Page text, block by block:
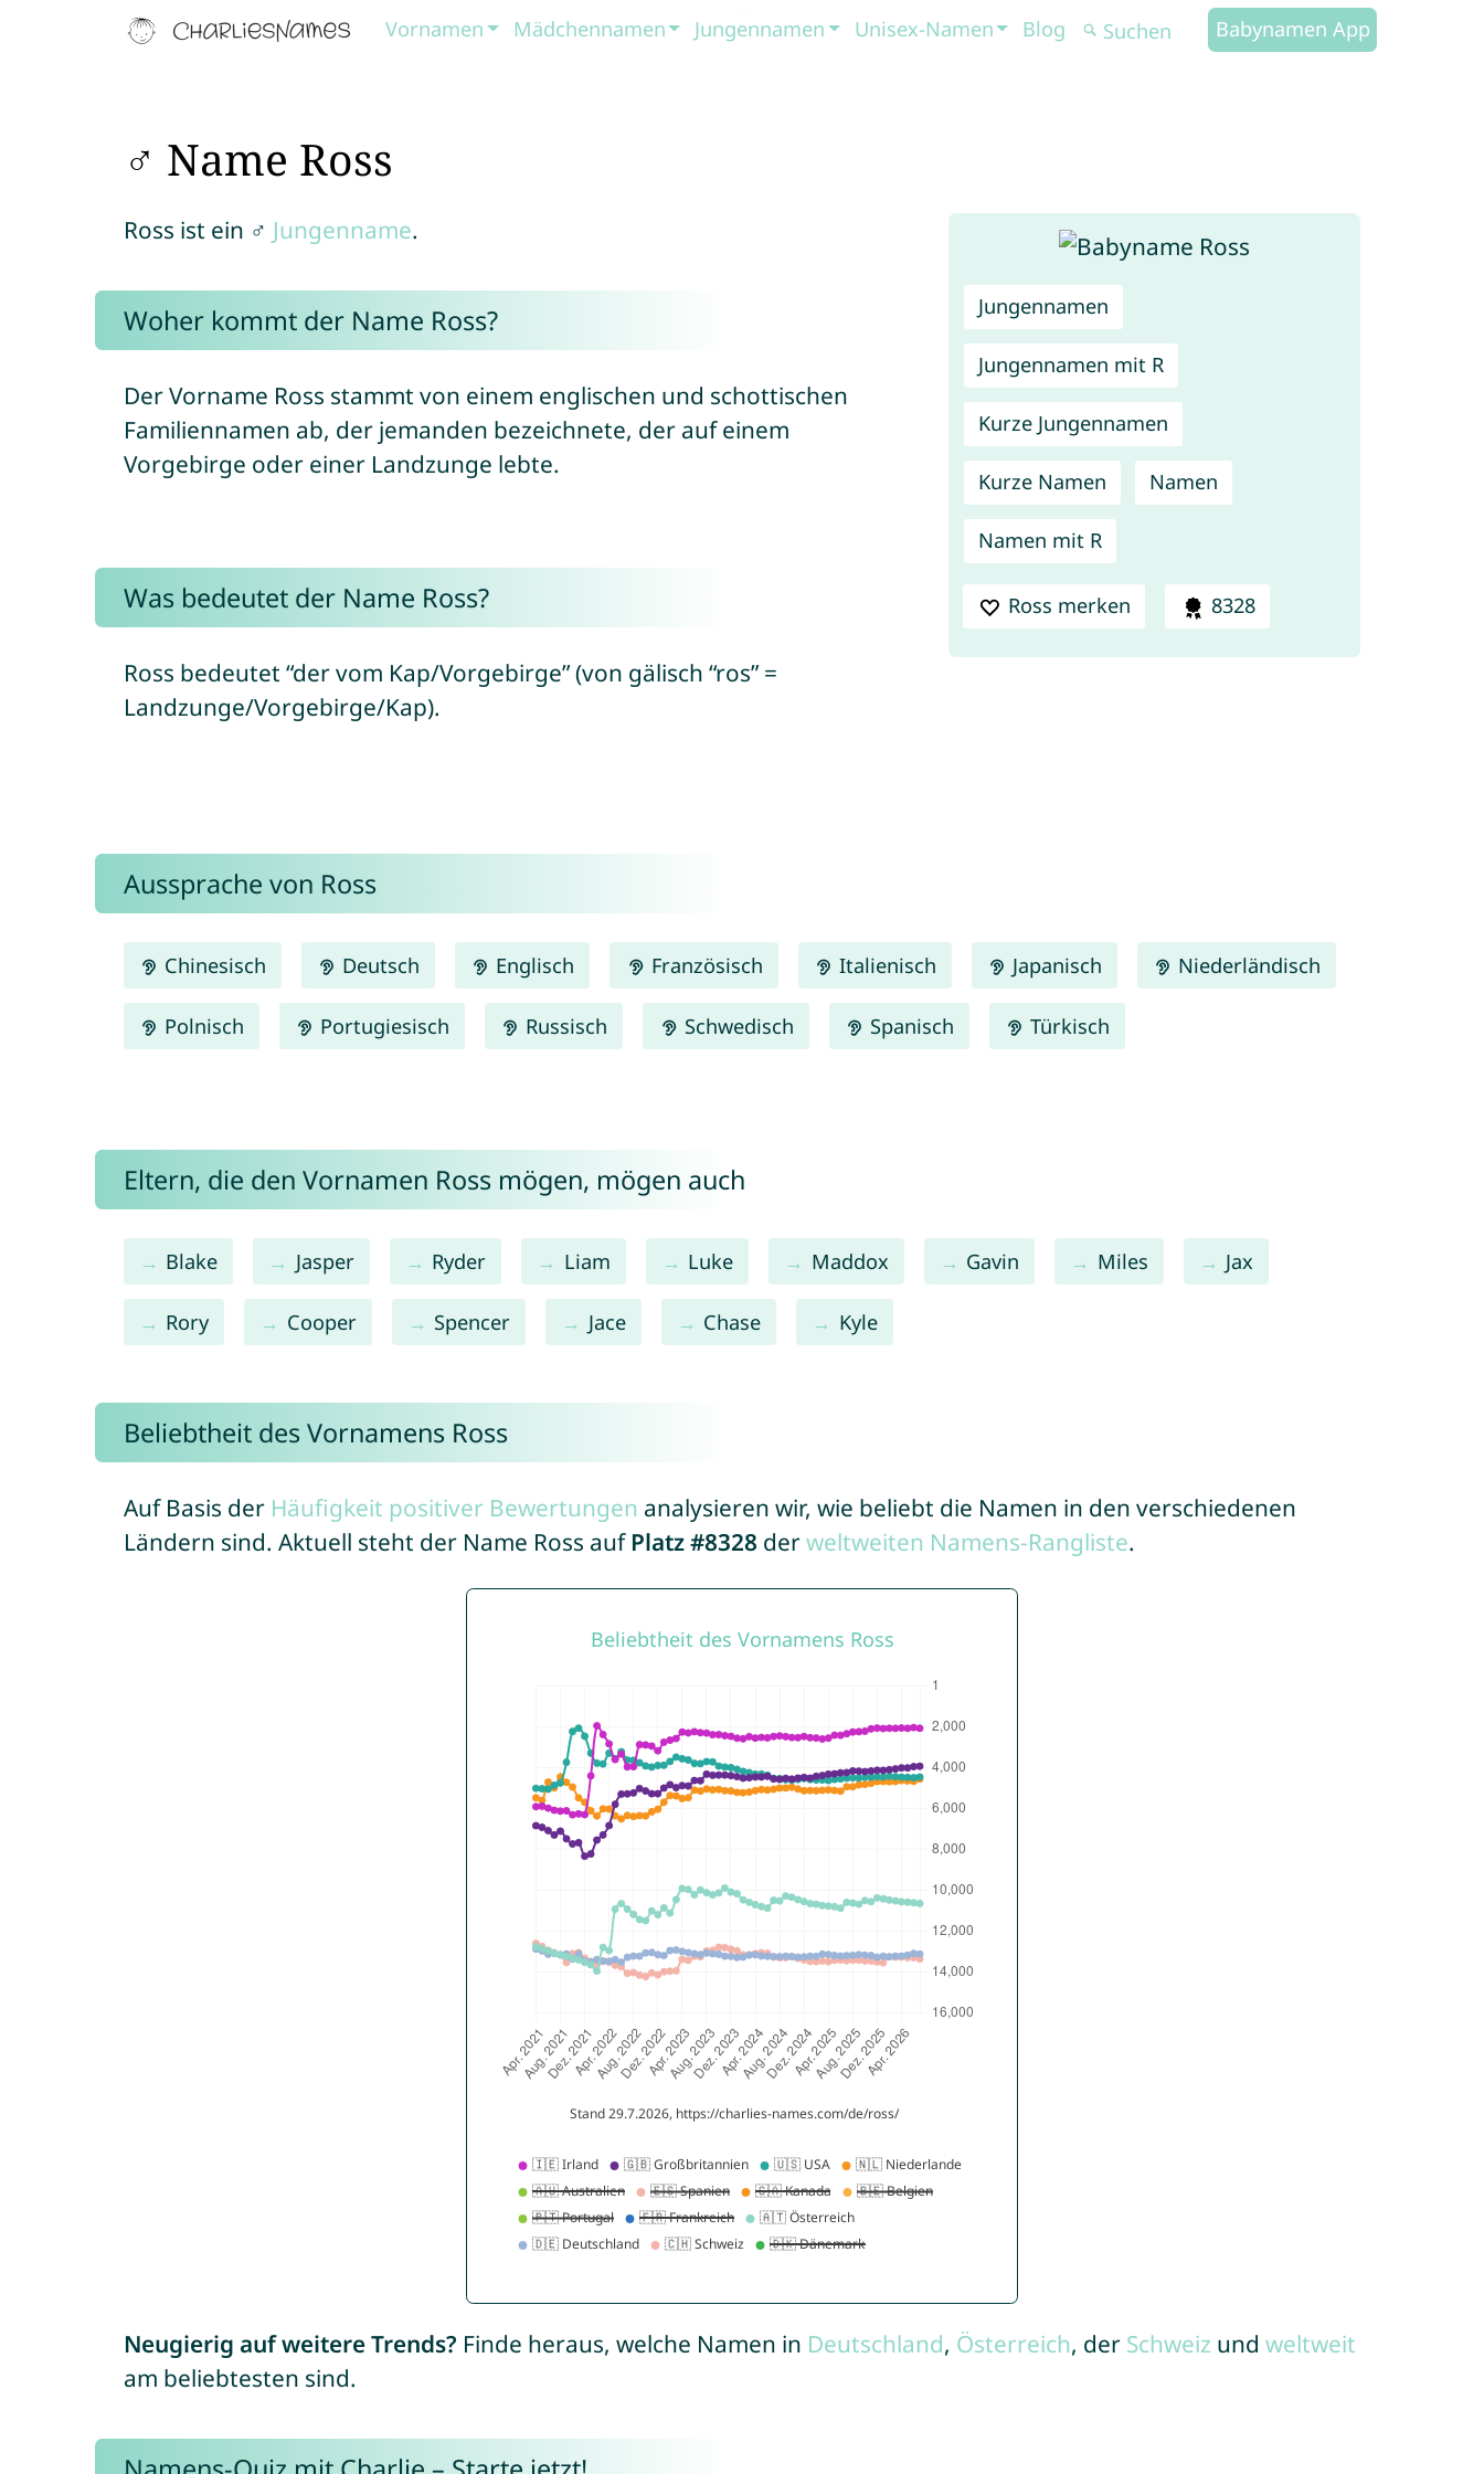
Vornamen Mädchennamen Jungennamen Unisex-Namen Blog Babynamen App
♂ Name Ross
Jungennamen
Jungennamen mit R
Kurze Jungennamen
Kurze Namen Namen
Namen mit R
Ross merken 8328
Ross ist ein ♂ Jungenname.
Woher kommt der Name Ross?
Der Vorname Ross stammt von einem englischen und schottischen
Familiennamen ab, der jemanden bezeichnete, der auf einem
Vorgebirge oder einer Landzunge lebte.
Was bedeutet der Name Ross?
Ross bedeutet “der vom Kap/Vorgebirge” (von gälisch “ros” =
Landzunge/Vorgebirge/Kap).
Aussprache von Ross
Chinesisch Deutsch Englisch Französisch Italienisch Japanisch Niederländisch
Polnisch Portugiesisch Russisch Schwedisch Spanisch Türkisch
Eltern, die den Vornamen Ross mögen, mögen auch
Blake Jasper Ryder Liam Luke Maddox Gavin Miles Jax
Rory Cooper Spencer Jace Chase Kyle
Beliebtheit des Vornamens Ross
Auf Basis der Häufigkeit positiver Bewertungen analysieren wir, wie beliebt die Namen in den verschiedenen
Ländern sind. Aktuell steht der Name Ross auf Platz #8328 derweltweiten Namens-Rangliste.
Neugierig auf weitere Trends? Finde heraus, welche Namen in Deutschland, Österreich, der Schweiz und weltweit
am beliebtesten sind.